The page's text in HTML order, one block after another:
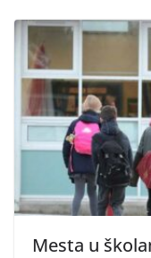
Mesta u